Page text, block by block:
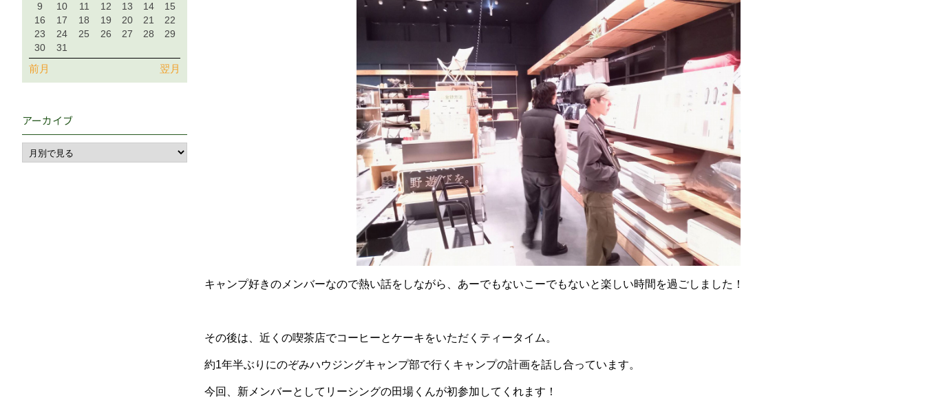
キャンプ好きのメンバーなので熱い話をしながら、あーでもないこーでもないと楽しい時間を過ごしました！
その後は、近くの喫茶店でコーヒーとケーキをいただくティータイム。
約1年半ぶりにのぞみハウジングキャンプ部で行くキャンプの計画を話し合っています。
今回、新メンバーとしてリーシングの田場くんが初参加してくれます！
9
10 11 12 13 14
15
16
17 18 19 20 21
22
23
24 25 26 27 28
29
30
31
前月 翌月
アーカイブ